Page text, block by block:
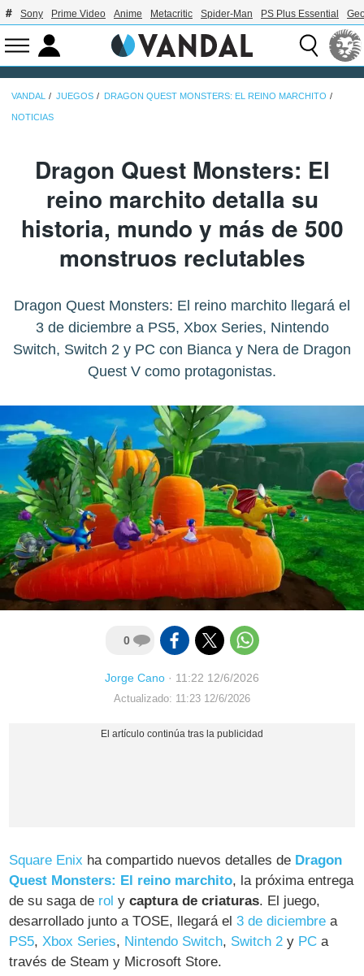
Sony Prime Video Anime Metacritic Spider-Man PS Plus Essential
VANDAL JUEGOS DRAGON QUEST MONSTERS: EL REINO MARCHITO
NOTICIAS
Dragon Quest Monsters: El
reino marchito detalla su
historia, mundo y más de 500
monstruos reclutables
Dragon Quest Monsters: El reino marchito llegará el
3 de diciembre a PS5, Xbox Series, Nintendo
Switch, Switch 2 y PC con Bianca y Nera de Dragon
Quest V como protagonistas.
0
Jorge Cano · 11:22 12/6/2026
Actualizado: 11:23 12/6/2026
Square Enix ha compartido nuevos detalles de Dragon
Quest Monsters: El reino marchito, la próxima entrega
de su saga de rol ycaptura de criaturas. El juego,
desarrollado junto a TOSE, llegará el3 de diciembre a
PS5,Xbox Series, Nintendo Switch, Switch 2 y PC a
través de Steam y Microsoft Store.